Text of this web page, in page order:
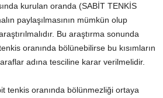
kurulan oranda (SABİT TENKİS
paylaşılmasının mümkün olup
Bu araştırma sonunda
oranında bölünebilirse bu kısımların
adına tesciline karar verilmelidir.
tenkis oranında bölünmezliği ortaya